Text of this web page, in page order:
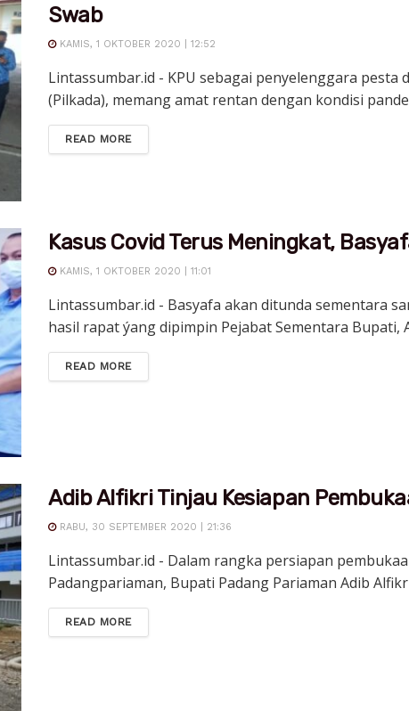
Swab
KAMIS, 1 OKTOBER 2020 | 12:52
Lintassumbar.id - KPU sebagai penyelenggara
(Pilkada), memang amat rentan dengan kondisi
READ MOREDETAILS
Kasus Covid Terus Meningkat,
KAMIS, 1 OKTOBER 2020 | 11:01
Lintassumbar.id - Basyafa akan ditunda sementara
hasil rapat ýang dipimpin Pejabat Sementara Bupati,
READ MOREDETAILS
Adib Alfikri Tinjau Kesiapan
RABU, 30 SEPTEMBER 2020 | 21:36
Lintassumbar.id - Dalam rangka persiapan
Padangpariaman, Bupati Padang Pariaman Adib
READ MOREDETAILS